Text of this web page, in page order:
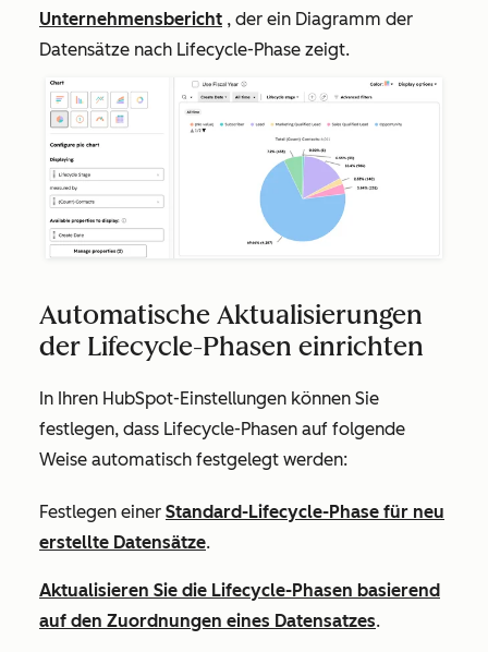
Unternehmensbericht , der ein Diagramm der
Datensätze nach Lifecycle-Phase zeigt.
Automatische Aktualisierungen
der Lifecycle-Phasen einrichten
In Ihren HubSpot-Einstellungen können Sie
festlegen, dass Lifecycle-Phasen auf folgende
Weise automatisch festgelegt werden:
Festlegen einer Standard-Lifecycle-Phase für neu
erstellte Datensätze.
Aktualisieren Sie die Lifecycle-Phasen basierend
auf den Zuordnungen eines Datensatzes.